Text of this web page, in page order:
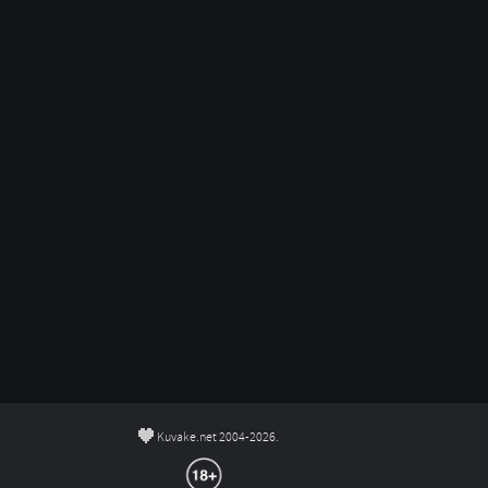
© Kuvake.net 2004-2026.